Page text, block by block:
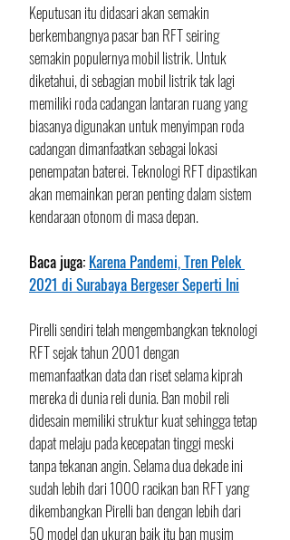
Keputusan itu didasari akan semakin
berkembangnya pasar ban RFT seiring
semakin populernya mobil listrik. Untuk
diketahui, di sebagian mobil listrik tak lagi
memiliki roda cadangan lantaran ruang yang
biasanya digunakan untuk menyimpan roda
cadangan dimanfaatkan sebagai lokasi
penempatan baterei. Teknologi RFT dipastikan
akan memainkan peran penting dalam sistem
kendaraan otonom di masa depan.
Baca juga: Karena Pandemi, Tren Pelek
2021 di Surabaya Bergeser Seperti Ini
Pirelli sendiri telah mengembangkan teknologi
RFT sejak tahun 2001 dengan
memanfaatkan data dan riset selama kiprah
mereka di dunia reli dunia. Ban mobil reli
didesain memiliki struktur kuat sehingga tetap
dapat melaju pada kecepatan tinggi meski
tanpa tekanan angin. Selama dua dekade ini
sudah lebih dari 1000 racikan ban RFT yang
dikembangkan Pirelli ban dengan lebih dari
50 model dan ukuran baik itu ban musim